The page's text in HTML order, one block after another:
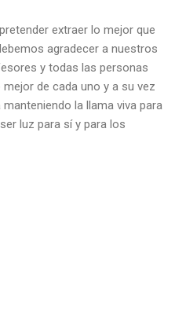
extraer lo mejor que
agradecer a nuestros
y todas las personas
de cada uno y a su vez
la llama viva para
luz para sí y para los